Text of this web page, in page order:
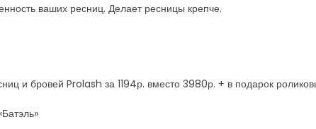
ваших ресниц. Делает ресницы крепче.
и бровей Prolash за 1194р. вместо 3980р. + в подарок